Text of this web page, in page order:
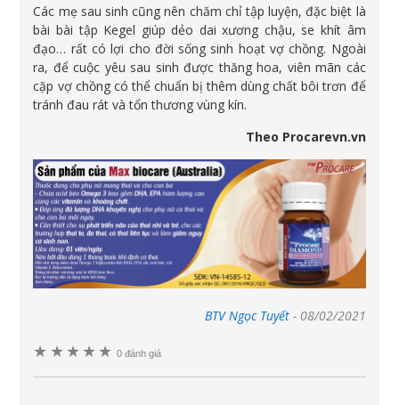
Các mẹ sau sinh cũng nên chăm chỉ tập luyện, đặc biệt là
bài bài tập Kegel giúp dẻo dai xương chậu, se khít âm
đạo… rất có lợi cho đời sống sinh hoạt vợ chồng. Ngoài
ra, để cuộc yêu sau sinh được thăng hoa, viên mãn các
cặp vợ chồng có thể chuẩn bị thêm dùng chất bôi trơn để
tránh đau rát và tổn thương vùng kín.
Theo Procarevn.vn
BTV Ngọc Tuyết- 08/02/2021
★ ★★★★ 0 đánh giá